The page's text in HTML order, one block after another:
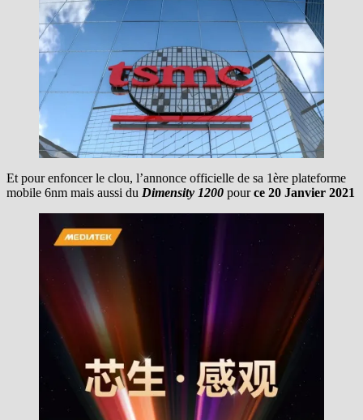
Et pour enfoncer le clou, l’annonce officielle de sa 1ère plateforme
mobile 6nm mais aussi du Dimensity 1200 pource 20 Janvier 2021